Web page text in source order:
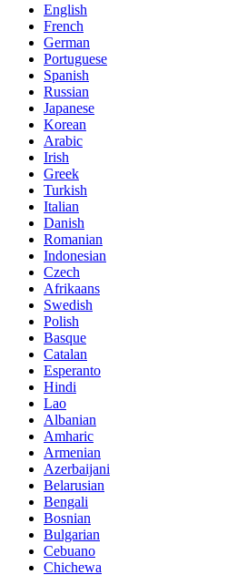
English
French
German
Portuguese
Spanish
Russian
Japanese
Korean
Arabic
Irish
Greek
Turkish
Italian
Danish
Romanian
Indonesian
Czech
Afrikaans
Swedish
Polish
Basque
Catalan
Esperanto
Hindi
Lao
Albanian
Amharic
Armenian
Azerbaijani
Belarusian
Bengali
Bosnian
Bulgarian
Cebuano
Chichewa